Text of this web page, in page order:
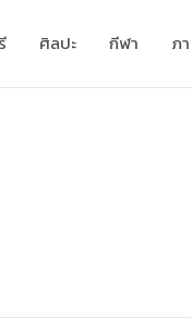
ศิลปะ กีฬา ภ